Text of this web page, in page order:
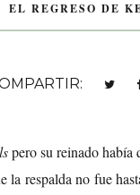
EL REGRESO DE
pero su reinado había
la respalda no fue